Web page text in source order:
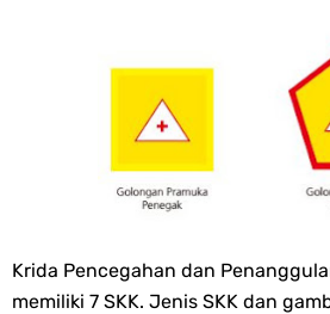
Krida Pencegahan dan
memiliki 7 SKK. Jenis SKK dan